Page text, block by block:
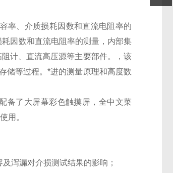
率、介质损耗因数和直流电阻率的
因数和直流电阻率的测量，内部集
计、直流高压源等主要部件。，该
储等过程。*进的测量原理和高度数
备了大屏幕彩色触摸屏，全中文菜
用。
泻漏对介损测试结果的影响；